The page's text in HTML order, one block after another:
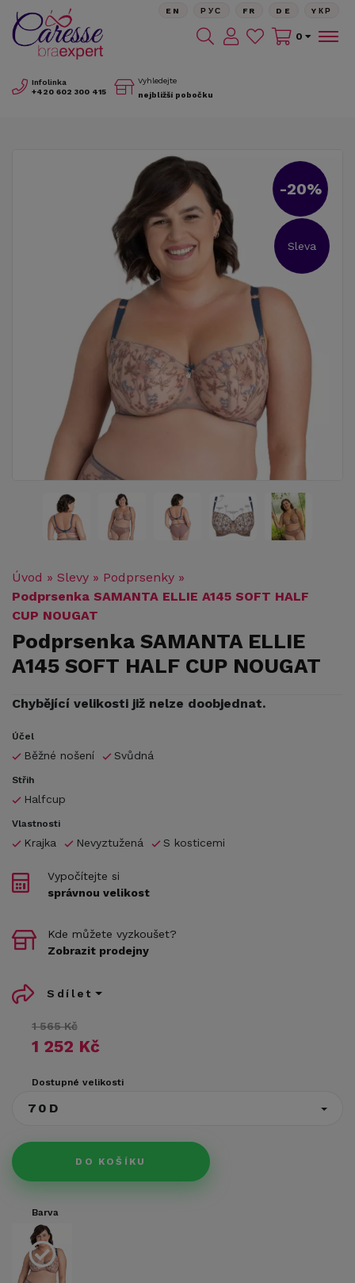
Infolinka
+420 602 300 415
Vyhledejte
nejbližší pobočku
EN РУС FR DE YКР
0
-20%
Sleva
Úvod » Slevy » Podprsenky »
Podprsenka SAMANTA ELLIE A145 SOFT HALF
CUP NOUGAT
Podprsenka SAMANTA ELLIE
A145 SOFT HALF CUP NOUGAT
Chybějící velikosti již nelze doobjednat.
Účel
Běžné nošení Svůdná
Střih
Halfcup
Vlastnosti
Krajka Nevyztužená S kosticemi
1 565 Kč
1 252 Kč
Dostupné velikosti
70D
DO KOŠÍKU
Vypočítejte si
správnou velikost
Kde můžete vyzkoušet?
Zobrazit prodejny
Sdílet
Barva